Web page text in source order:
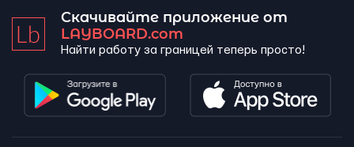
Скачивайте приложение от
LAYBOARD.com
Найти работу за границей теперь просто!